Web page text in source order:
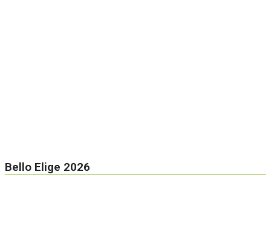
Bello Elige 2026